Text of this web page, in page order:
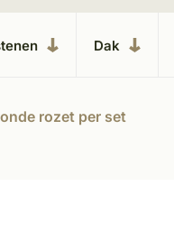
Dak
rozet per set